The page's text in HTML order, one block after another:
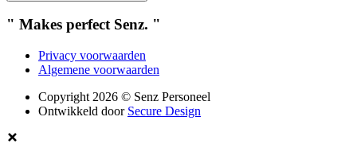
" Makes perfect Senz. "
Privacy voorwaarden
Algemene voorwaarden
Copyright 2026 © Senz Personeel
Ontwikkeld door Secure Design